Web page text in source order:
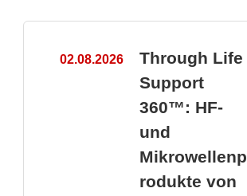
02.08.2026
Through Life
Support
360™: HF-
und
Mikrowellenp
rodukte von